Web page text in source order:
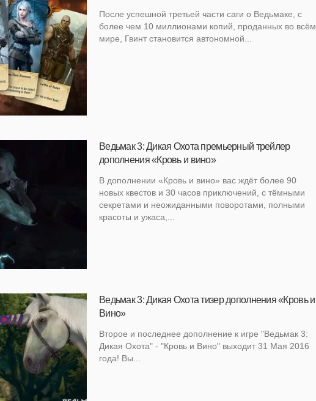
После успешной третьей части саги о Ведьмаке, с
более чем 10 миллионами копий, проданных во всём
мире, Гвинт становится автономной...
Ведьмак 3: Дикая Охота премьерный трейлер
дополнения «Кровь и вино»
В дополнении «Кровь и вино» вас ждёт более 90
новых квестов и 30 часов приключений, с тёмными
секретами и неожиданными поворотами, полными
красоты и ужаса,...
Ведьмак 3: Дикая Охота тизер дополнения «Кровь и
Вино»
Второе и последнее дополнение к игре "Ведьмак 3:
Дикая Охота" - "Кровь и Вино" выходит 31 Мая 2016
года! Вы...